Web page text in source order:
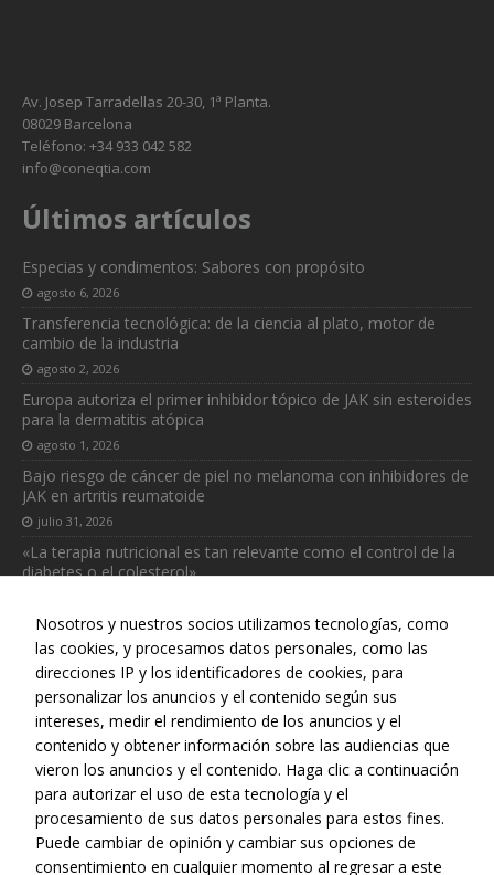
Av. Josep Tarradellas 20-30, 1ª Planta.
08029 Barcelona
Teléfono: +34 933 042 582
info@coneqtia.com
Últimos artículos
Especias y condimentos: Sabores con propósito
agosto 6, 2026
Transferencia tecnológica: de la ciencia al plato, motor de
cambio de la industria
agosto 2, 2026
Europa autoriza el primer inhibidor tópico de JAK sin esteroides
para la dermatitis atópica
agosto 1, 2026
Bajo riesgo de cáncer de piel no melanoma con inhibidores de
JAK en artritis reumatoide
julio 31, 2026
«La terapia nutricional es tan relevante como el control de la
diabetes o el colesterol»
Web realizada con el patrocinio del Centro Español de Derechos
Reprográficos
Nosotros y nuestros socios utilizamos tecnologías, como
las cookies, y procesamos datos personales, como las
direcciones IP y los identificadores de cookies, para
personalizar los anuncios y el contenido según sus
intereses, medir el rendimiento de los anuncios y el
contenido y obtener información sobre las audiencias que
vieron los anuncios y el contenido. Haga clic a continuación
para autorizar el uso de esta tecnología y el
procesamiento de sus datos personales para estos fines.
Puede cambiar de opinión y cambiar sus opciones de
consentimiento en cualquier momento al regresar a este
Necesarias
son
opcionales.
Son
para que
funcione la
web.
Estadísticas
Para que
podamos
mejorar la
funcionalidad
y estructura
de la web, en